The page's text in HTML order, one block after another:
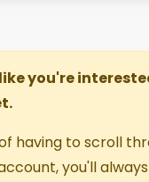
you're
having to scroll
you'll